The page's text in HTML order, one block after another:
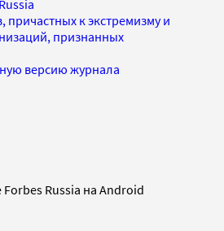
причастных к экстремизму и
признанных
версию журнала
Russia на Android